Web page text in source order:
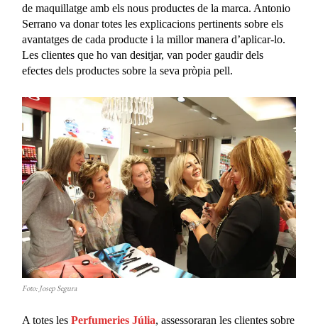
de maquillatge amb els nous productes de la marca. Antonio
Serrano va donar totes les explicacions pertinents sobre els
avantatges de cada producte i la millor manera d’aplicar-lo.
Les clientes que ho van desitjar, van poder gaudir dels
efectes dels productes sobre la seva pròpia pell.
Foto: Josep Segura
A totes lesPerfumeries Júlia, assessoraran les clientes sobre